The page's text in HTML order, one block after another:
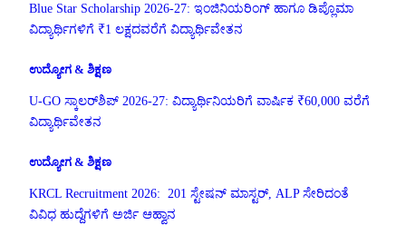
Blue Star Scholarship 2026-27: ಇಂಜಿನಿಯರಿಂಗ್ ಹಾಗೂ ಡಿಪ್ಲೊಮಾ
ವಿದ್ಯಾರ್ಥಿಗಳಿಗೆ ₹1 ಲಕ್ಷದವರೆಗೆ ವಿದ್ಯಾರ್ಥಿವೇತನ
ಉದ್ಯೋಗ & ಶಿಕ್ಷಣ
U-GO ಸ್ಕಾಲರ್‌ಶಿಪ್ 2026-27: ವಿದ್ಯಾರ್ಥಿನಿಯರಿಗೆ ವಾರ್ಷಿಕ ₹60,000 ವರೆಗೆ
ವಿದ್ಯಾರ್ಥಿವೇತನ
ಉದ್ಯೋಗ & ಶಿಕ್ಷಣ
KRCL Recruitment 2026: 201 ಸ್ಟೇಷನ್ ಮಾಸ್ಟರ್, ALP ಸೇರಿದಂತೆ
ವಿವಿಧ ಹುದ್ದೆಗಳಿಗೆ ಅರ್ಜಿ ಆಹ್ವಾನ